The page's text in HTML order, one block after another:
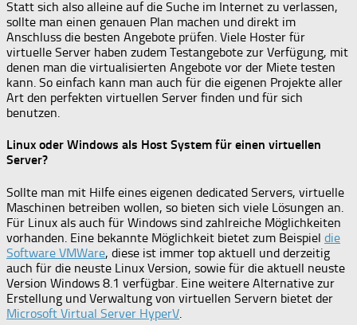
Statt sich also alleine auf die Suche im Internet zu verlassen,
sollte man einen genauen Plan machen und direkt im
Anschluss die besten Angebote prüfen. Viele Hoster für
virtuelle Server haben zudem Testangebote zur Verfügung, mit
denen man die virtualisierten Angebote vor der Miete testen
kann. So einfach kann man auch für die eigenen Projekte aller
Art den perfekten virtuellen Server finden und für sich
benutzen.
Linux oder Windows als Host System für einen virtuellen
Server?
Sollte man mit Hilfe eines eigenen dedicated Servers, virtuelle
Maschinen betreiben wollen, so bieten sich viele Lösungen an.
Für Linux als auch für Windows sind zahlreiche Möglichkeiten
vorhanden. Eine bekannte Möglichkeit bietet zum Beispiel die
Software VMWare, diese ist immer top aktuell und derzeitig
auch für die neuste Linux Version, sowie für die aktuell neuste
Version Windows 8.1 verfügbar. Eine weitere Alternative zur
Erstellung und Verwaltung von virtuellen Servern bietet der
Microsoft Virtual Server HyperV